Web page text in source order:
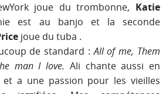
joue du trombonne, Katie
est au banjo et la seconde
joue du tuba .
de standard :All of me, Them
man I love. Ali chante aussi en
et a une passion pour les vieilles